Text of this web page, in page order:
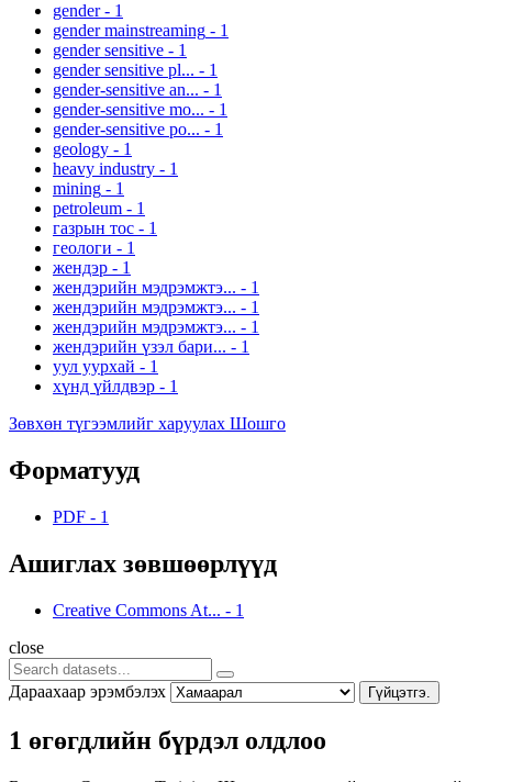
gender - 1
gender mainstreaming - 1
gender sensitive - 1
gender sensitive pl... - 1
gender-sensitive an... - 1
gender-sensitive mo... - 1
gender-sensitive po... - 1
geology - 1
heavy industry - 1
mining - 1
petroleum - 1
газрын тос - 1
геологи - 1
жендэр - 1
жендэрийн мэдрэмжтэ... - 1
жендэрийн мэдрэмжтэ... - 1
жендэрийн мэдрэмжтэ... - 1
жендэрийн үзэл бари... - 1
уул уурхай - 1
хүнд үйлдвэр - 1
Зөвхөн түгээмлийг харуулах Шошго
Форматууд
PDF - 1
Ашиглах зөвшөөрлүүд
Creative Commons At... - 1
close
Дараахаар эрэмбэлэх Гүйцэтгэ.
1 өгөгдлийн бүрдэл олдлоо